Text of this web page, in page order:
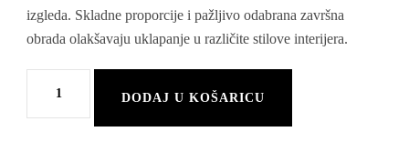
izgleda. Skladne proporcije i pažljivo odabrana završna
obrada olakšavaju uklapanje u različite stilove interijera.
stolica
DODAJ U KOŠARICU